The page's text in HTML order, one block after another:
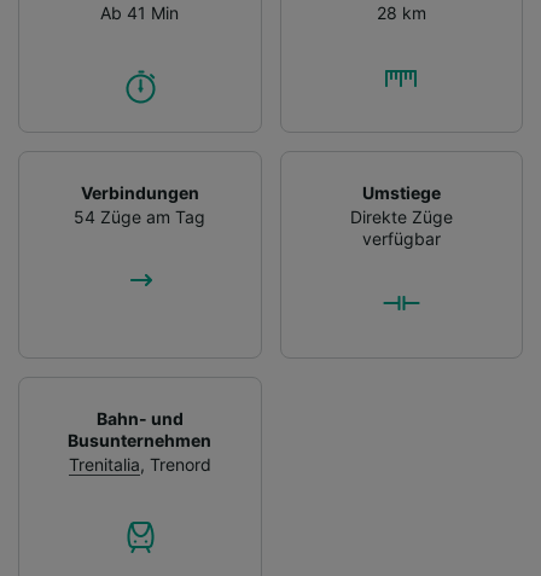
Ab 41 Min
28 km
Verbindungen
54 Züge am Tag
Umstiege
Direkte Züge
verfügbar
Bahn- und
Busunternehmen
Trenitalia, Trenord